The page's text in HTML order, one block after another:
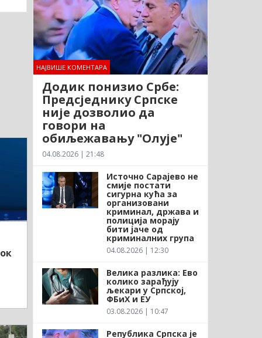
НАЈВИШЕ КОМЕНТАРА
Додик понизио Србе:
Предсједнику Српске
није дозволио да
говори на
обиљежавању "Олује"
04.08.2026 | 21:48
Источно Сарајево не
смије постати
сигурна кућа за
организовани
криминал, држава и
полиција морају
бити јаче од
криминалних група
04.08.2026 | 12:30
Велика разлика: Ево
колико зарађују
љекари у Српској,
ФБиХ и ЕУ
03.08.2026 | 10:47
Република Српска је